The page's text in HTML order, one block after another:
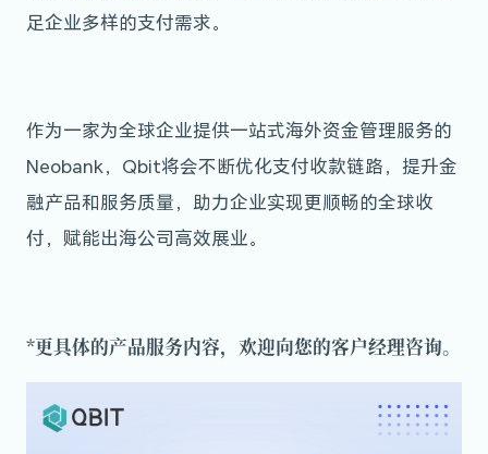
足企业多样的支付需求。
作为一家为全球企业提供一站式海外资金管理服务的
Neobank，Qbit将会不断优化支付收款链路，提升金
融产品和服务质量，助力企业实现更顺畅的全球收
付，赋能出海公司高效展业。
*更具体的产品服务内容，欢迎向您的客户经理咨询。